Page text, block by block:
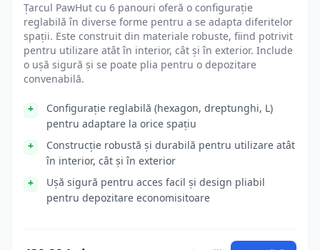
Țarcul PawHut cu 6 panouri oferă o configurație
reglabilă în diverse forme pentru a se adapta diferitelor
spații. Este construit din materiale robuste, fiind potrivit
pentru utilizare atât în interior, cât și în exterior. Include
o ușă sigură și se poate plia pentru o depozitare
convenabilă.
Configurație reglabilă (hexagon, dreptunghi, L)
pentru adaptare la orice spațiu
Construcție robustă și durabilă pentru utilizare atât
în interior, cât și în exterior
Ușă sigură pentru acces facil și design pliabil
pentru depozitare economisitoare